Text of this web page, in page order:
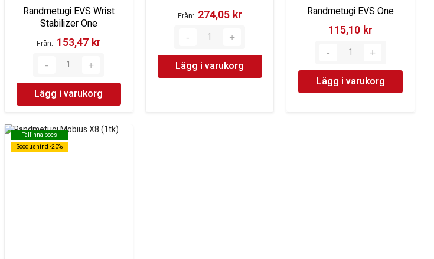
Randmetugi EVS Wrist
Stabilizer One
Från 153,47 kr‎
Lägg i varukorg
Från 274,05 kr‎
Lägg i varukorg
Randmetugi EVS One
115,10 kr‎
Lägg i varukorg
Tallinna poes
Soodushind -20%
Tallinna poes
Soodushind -20%